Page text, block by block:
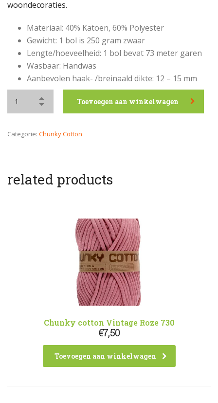
woondecoraties.
Materiaal: 40% Katoen, 60% Polyester
Gewicht: 1 bol is 250 gram zwaar
Lengte/hoeveelheid: 1 bol bevat 73 meter garen
Wasbaar: Handwas
Aanbevolen haak- /breinaald dikte: 12 – 15 mm
Toevoegen aan winkelwagen
Categorie: Chunky Cotton
related products
Chunky cotton Vintage Roze 730
€7,50
Toevoegen aan winkelwagen